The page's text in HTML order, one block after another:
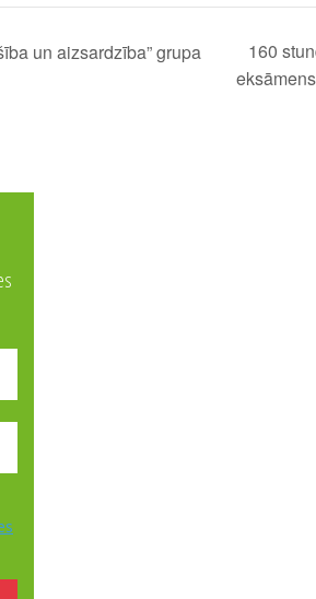
un aizsardzība” grupa
160
eksāmens